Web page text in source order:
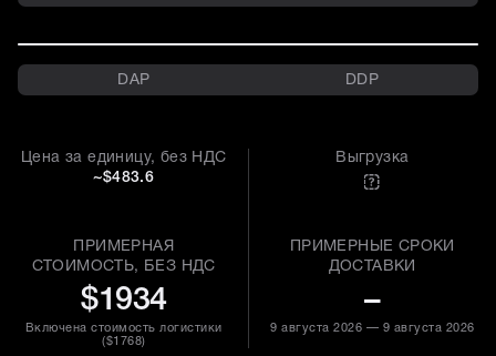
DAP DDP
Цена за единицу, без НДС
~$483.6
ПРИМЕРНАЯ
СТОИМОСТЬ, БЕЗ НДС
$1934
Включена стоимость логистики
($1768)
Выгрузка
ПРИМЕРНЫЕ СРОКИ
ДОСТАВКИ
–
9 августа 2026 — 9 августа 2026